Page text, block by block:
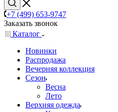
+7 (499) 653-9747
Заказать звонок
Каталог
Новинки
Распродажа
Вечерняя коллекция
Сезон
Весна
Лето
Верхняя одежда